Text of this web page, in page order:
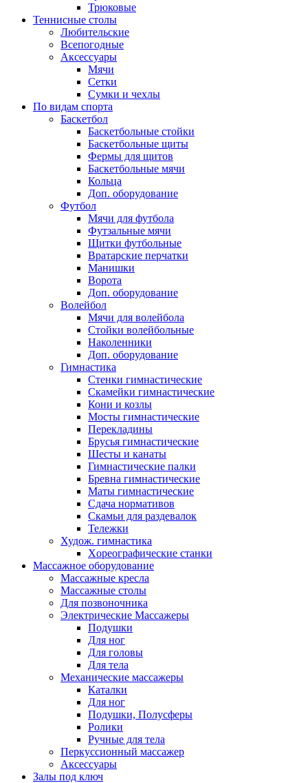
Трюковые
Теннисные столы
Любительские
Всепогодные
Аксессуары
Мячи
Сетки
Сумки и чехлы
По видам спорта
Баскетбол
Баскетбольные стойки
Баскетбольные щиты
Фермы для щитов
Баскетбольные мячи
Кольца
Доп. оборудование
Футбол
Мячи для футбола
Футзальные мячи
Щитки футбольные
Вратарские перчатки
Манишки
Ворота
Доп. оборудование
Волейбол
Мячи для волейбола
Стойки волейбольные
Наколенники
Доп. оборудование
Гимнастика
Стенки гимнастические
Скамейки гимнастические
Кони и козлы
Мосты гимнастические
Перекладины
Брусья гимнастические
Шесты и канаты
Гимнастические палки
Бревна гимнастические
Маты гимнастические
Сдача нормативов
Скамьи для раздевалок
Тележки
Худож. гимнастика
Xореографические станки
Массажное оборудование
Массажные кресла
Массажные столы
Для позвоночника
Электрические Массажеры
Подушки
Для ног
Для головы
Для тела
Механические массажеры
Каталки
Для ног
Подушки, Полусферы
Ролики
Ручные для тела
Перкуссионный массажер
Аксессуары
Залы под ключ